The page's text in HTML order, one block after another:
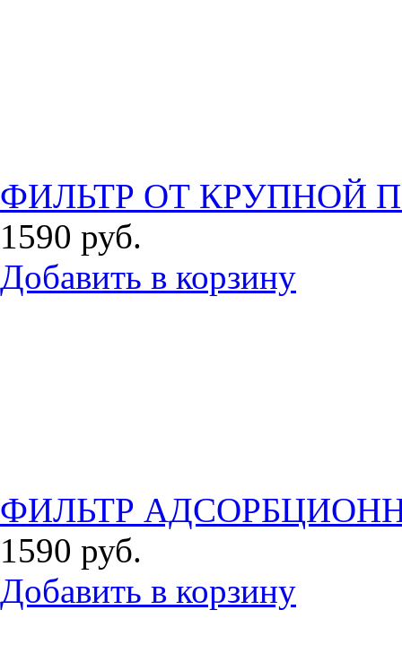
ФИЛЬТР ОТ КРУПНОЙ
1590 руб.
Добавить в корзину
ФИЛЬТР
1590 руб.
Добавить в корзину